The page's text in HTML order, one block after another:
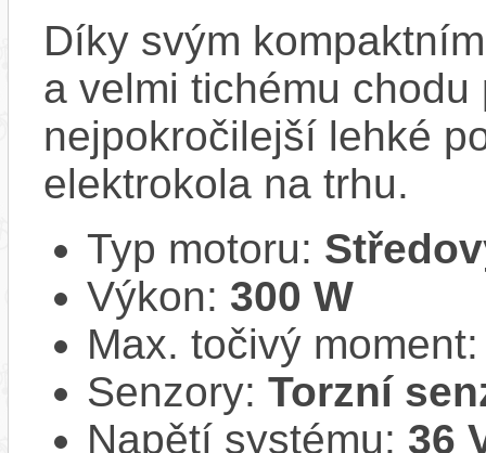
Díky svým
a velmi tichému
nejpokročilejší lehké
elektrokola na trhu.
Typ motoru:
Výkon: 300 W
Max. točivý
Senzory: Torzní
Napětí systému: 36